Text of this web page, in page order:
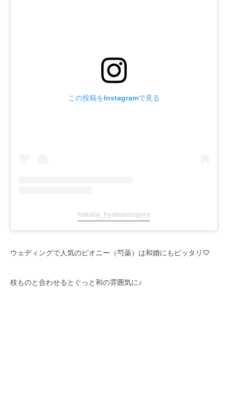
この投稿をInstagramで見る
hakata_hyakunengura
ウェディングで人気のピオニー（芍薬）は和婚にもピッタリ♡
枝ものと合わせるとぐっと和の雰囲気に♪